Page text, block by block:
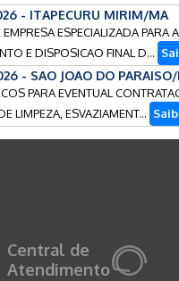
- ITAPECURU MIRIM/MA
ESPECIALIZADA PARA
E DISPOSICAO FINAL D...
- SAO JOAO DO
PARA EVENTUAL
LIMPEZA, ESVAZIAMENT...
Central de
Atendimento